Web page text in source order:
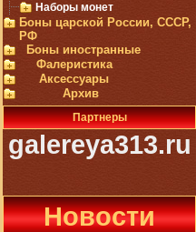
Наборы монет
Боны царской России, СССР,
РФ
Боны иностранные
Фалеристика
Аксессуары
Архив
Партнеры
galereya313.ru
Новости